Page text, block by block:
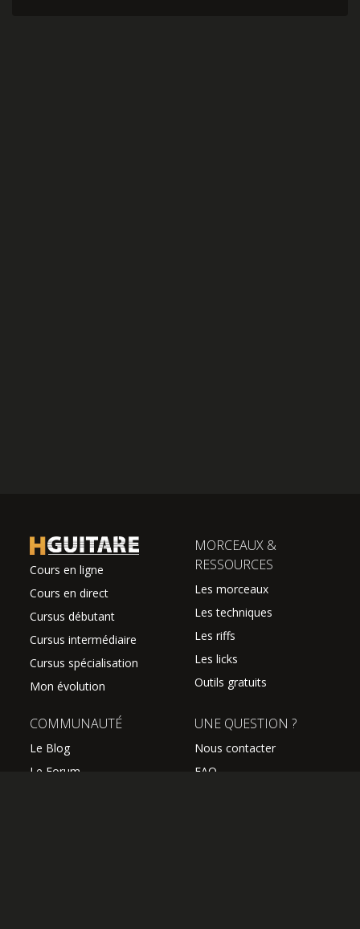
Cours en ligne
Cours en direct
Cursus débutant
Cursus intermédiaire
Cursus spécialisation
Mon évolution
MORCEAUX &
RESSOURCES
Les morceaux
Les techniques
Les riffs
Les licks
Outils gratuits
COMMUNAUTÉ
Le Blog
Le Forum
UNE QUESTION ?
Nous contacter
FAQ